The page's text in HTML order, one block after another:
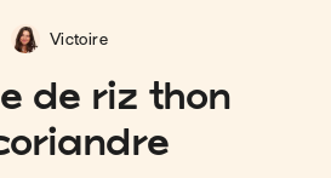
de riz thon
Victoire